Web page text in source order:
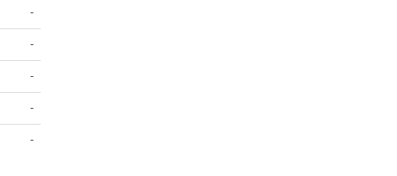
-
-
-
-
-